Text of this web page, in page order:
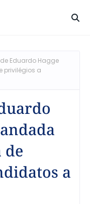
Eduardo Hagge
privilégios a
de
a